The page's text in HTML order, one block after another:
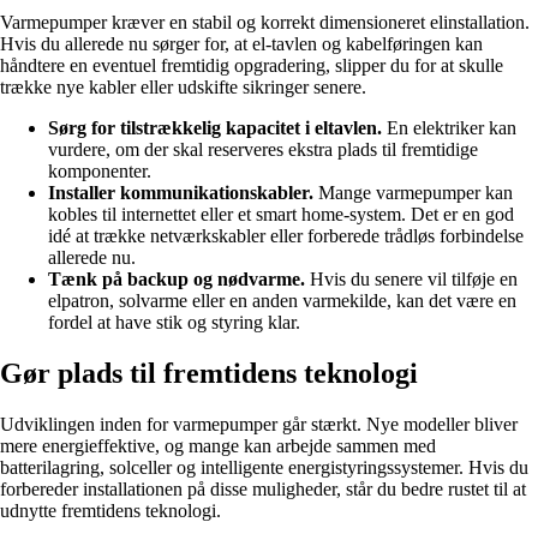
Varmepumper kræver en stabil og korrekt dimensioneret elinstallation.
Hvis du allerede nu sørger for, at el-tavlen og kabelføringen kan
håndtere en eventuel fremtidig opgradering, slipper du for at skulle
trække nye kabler eller udskifte sikringer senere.
Sørg for tilstrækkelig kapacitet i eltavlen. En elektriker kan
vurdere, om der skal reserveres ekstra plads til fremtidige
komponenter.
Installer kommunikationskabler. Mange varmepumper kan
kobles til internettet eller et smart home-system. Det er en god
idé at trække netværkskabler eller forberede trådløs forbindelse
allerede nu.
Tænk på backup og nødvarme. Hvis du senere vil tilføje en
elpatron, solvarme eller en anden varmekilde, kan det være en
fordel at have stik og styring klar.
Gør plads til fremtidens teknologi
Udviklingen inden for varmepumper går stærkt. Nye modeller bliver
mere energieffektive, og mange kan arbejde sammen med
batterilagring, solceller og intelligente energistyringssystemer. Hvis du
forbereder installationen på disse muligheder, står du bedre rustet til at
udnytte fremtidens teknologi.